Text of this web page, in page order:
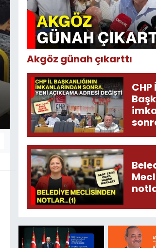
Akgöz günah çıkarttı
CHP